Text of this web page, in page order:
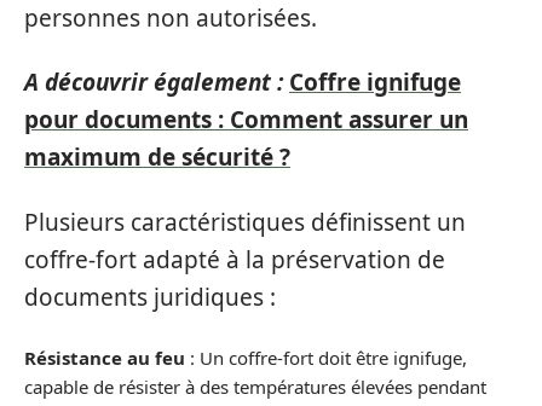
personnes non autorisées.
A découvrir également : Coffre ignifuge
pour documents : Comment assurer un
maximum de sécurité ?
Plusieurs caractéristiques définissent un
coffre-fort adapté à la préservation de
documents juridiques :
Résistance au feu : Un coffre-fort doit être ignifuge,
capable de résister à des températures élevées pendant